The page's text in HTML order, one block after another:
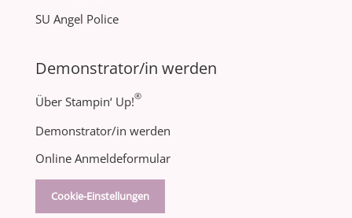
SU Angel Police
Demonstrator/in werden
Über Stampin‘ Up!®
Demonstrator/in werden
Online Anmeldeformular
Cookie-Einstellungen